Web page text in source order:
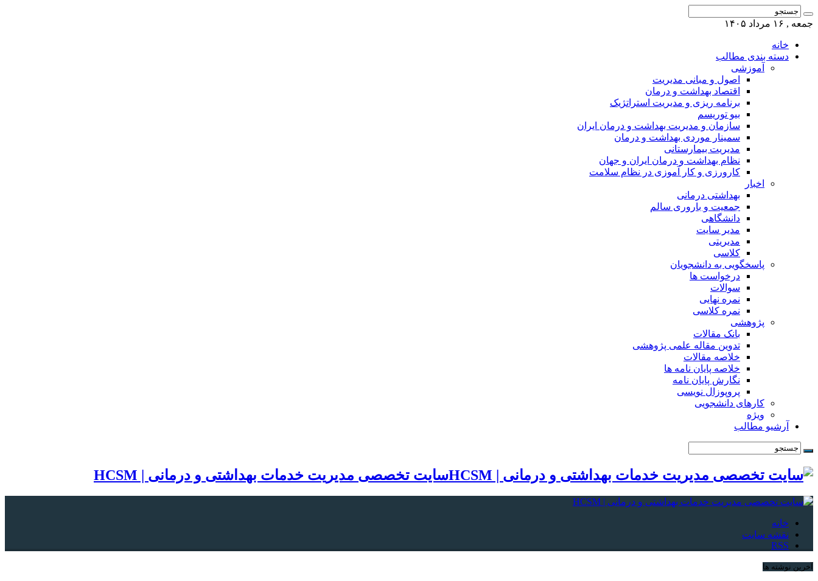
جمعه , ۱۶ مرداد ۱۴۰۵
خانه
دسته بندی مطالب
آموزشی
اصول و مبانی مدیریت
اقتصاد بهداشت و درمان
برنامه ریزی و مدیریت استراتژیک
بیو توریسم
سازمان و مدیریت بهداشت و درمان ایران
سمینار موردی بهداشت و درمان
مدیریت بیمارستانی
نظام بهداشت و درمان ایران و جهان
کارورزی و کار آموزی در نظام سلامت
اخبار
بهداشتی درمانی
جمعیت و باروری سالم
دانشگاهی
مدیر سایت
مدیریتی
کلاسی
پاسخگویی به دانشجویان
درخواست ها
سوالات
نمره نهایی
نمره کلاسی
پژوهشی
بانک مقالات
تدوین مقاله علمی پژوهشی
خلاصه مقالات
خلاصه پایان نامه ها
نگارش پایان نامه
پروپوزال نویسی
کارهای دانشجویی
ویژه
آرشیو مطالب
سایت تخصصی مدیریت خدمات بهداشتی و درمانی | HCSM
خانه
نقشه سایت
RSS
آخرین نوشته ها